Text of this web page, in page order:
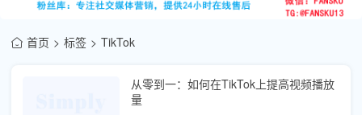
首页 标签 TikTok
从零到一：如何在TikTok上提高视频播放
量